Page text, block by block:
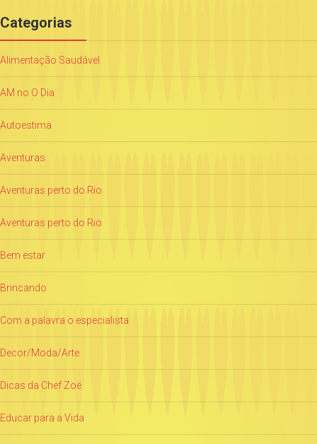
Categorias
Alimentação Saudável
AM no O Dia
Autoestima
Aventuras
Aventuras perto do Rio
Aventuras perto do Rio
Bem estar
Brincando
Com a palavra o especialista
Decor/Moda/Arte
Dicas da Chef Zoë
Educar para a Vida